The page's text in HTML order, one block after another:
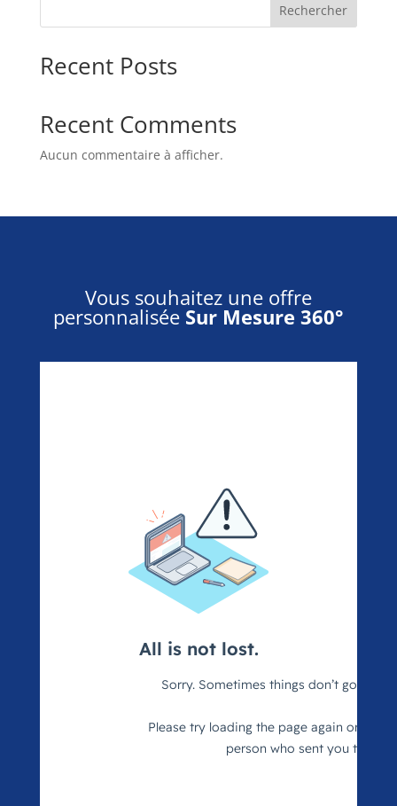
Rechercher
Recent Posts
Recent Comments
Aucun commentaire à afficher.
Vous souhaitez une offre
personnalisée Sur Mesure 360°